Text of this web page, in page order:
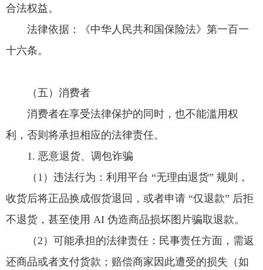
合法权益。
法律依据：《中华人民共和国保险法》第一百一
十六条。
（五）消费者
消费者在享受法律保护的同时，也不能滥用权
利，否则将承担相应的法律责任。
1. 恶意退货、调包诈骗
（1）违法行为：利用平台 “无理由退货” 规则，
收货后将正品换成假货退回，或者申请 “仅退款” 后拒
不退货，甚至使用 AI 伪造商品损坏图片骗取退款。
（2）可能承担的法律责任：民事责任方面，需返
还商品或者支付货款；赔偿商家因此遭受的损失（如